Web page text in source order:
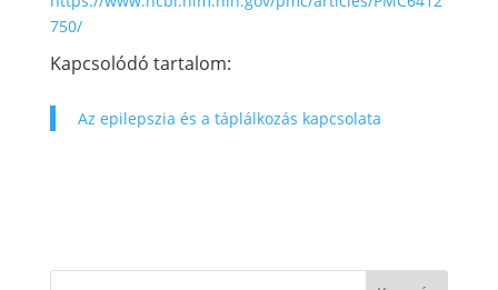
750/
Kapcsolódó tartalom:
Az epilepszia és a táplálkozás kapcsolata